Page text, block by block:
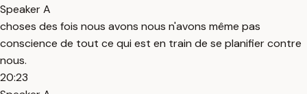
Speaker A
choses des fois nous avons nous n'avons même pas
conscience de tout ce qui est en train de se planifier contre
nous.
20:23